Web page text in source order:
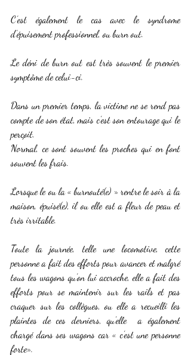
C’est également le cas avec le syndrome
d’épuisement professionnel, ou burn out.
Le déni de burn out est très souvent le premier
symptôme de celui-ci.
Dans un premier temps, la victime ne se rend pas
compte de son état, mais c’est son entourage qui le
perçoit.
Normal, ce sont souvent les proches qui en font
souvent les frais.
Lorsque le ou la « burnouté(e) » rentre le soir à la
maison, épuisé(e), il ou elle est a fleur de peau et
très irritable.
Toute la journée, telle une locomotive, cette
personne a fait des efforts pour avancer et malgré
tous les wagons qu’on lui accroche, elle a fait des
efforts pour se maintenir sur les rails et pas
craquer sur les collègues, ou elle a recueilli les
plaintes de ces derniers, qu’elle  a également
chargé dans ses wagons car « c’est une personne
forte».